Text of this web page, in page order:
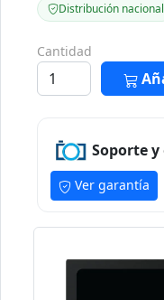
Distribución nacional
Cantidad
Soporte y
Ver garantía